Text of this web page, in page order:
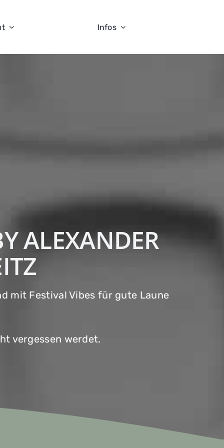
Infos
ALEXANDER
mit Festival Vibes für gute Laune
vergessen werdet.